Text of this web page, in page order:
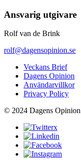
Ansvarig utgivare
Rolf van de Brink
rolf@dagensopinion.se
Veckans Brief
Dagens Opinion
Användarvillkor
Privacy Policy
© 2024 Dagens